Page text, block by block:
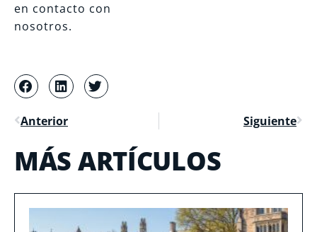
en contacto con
nosotros.
Anterior Siguiente
MÁS ARTÍCULOS